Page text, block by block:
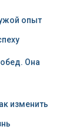
опыт
Она
изменить